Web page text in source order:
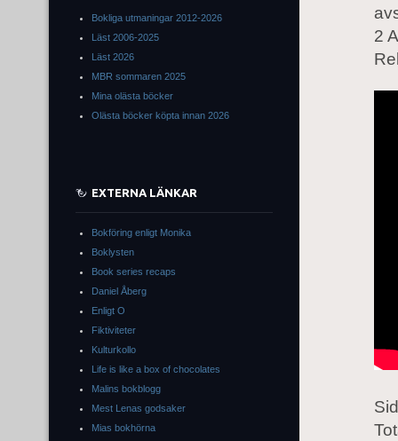
2
Bokliga utmaningar 2012-2026
Läst 2006-2025
Läst 2026
MBR sommaren 2025
Mina olästa böcker
Olästa böcker köpta innan 2026
EXTERNA LÄNKAR
Bokföring enligt Monika
Boklysten
Book series recaps
Daniel Åberg
Enligt O
Fiktiviteter
Kulturkollo
Life is like a box of chocolates
Malins bokblogg
Mest Lenas godsaker
Mias bokhörna